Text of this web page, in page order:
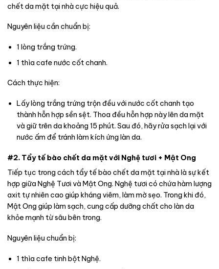
chết da mặt tại nhà cực hiệu quả.
Nguyên liệu cần chuẩn bị:
1 lòng trắng trứng.
1 thìa cafe nước cốt chanh.
Cách thực hiện:
Lấy lòng trắng trứng trộn đều với nước cốt chanh tạo
thành hỗn hợp sền sệt. Thoa đều hỗn hợp này lên da mặt
và giữ trên da khoảng 15 phút. Sau đó, hãy rửa sạch lại với
nước ấm để tránh làm kích ứng làn da.
#2. Tẩy tế bào chết da mặt với Nghệ tươi + Mật Ong
Tiếp tục trong cách tẩy tế bào chết da mặt tại nhà là sự kết
hợp giữa Nghệ Tươi và Mật Ong. Nghệ tươi có chứa hàm lượng
axit tự nhiên cao giúp kháng viêm, làm mờ sẹo. Trong khi đó,
Mật Ong giúp làm sạch, cung cấp dưỡng chất cho làn da
khỏe mạnh từ sâu bên trong.
Nguyên liệu chuẩn bị:
1 thìa cafe tinh bột Nghệ.